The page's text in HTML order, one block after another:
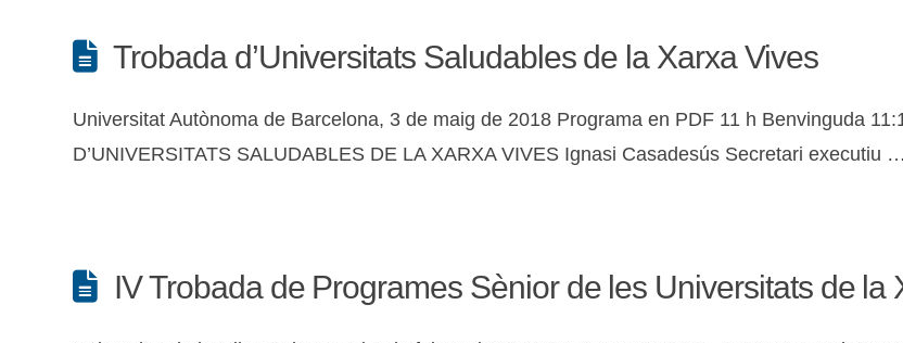
Trobada d’Universitats Saludables de la Xarxa Vives
Universitat Autònoma de Barcelona, 3 de maig de 2018 Programa en PDF 11 h Benvinguda
D’UNIVERSITATS SALUDABLES DE LA XARXA VIVES Ignasi Casadesús Secretari executiu …
IV Trobada de Programes Sènior de les Universitats de la